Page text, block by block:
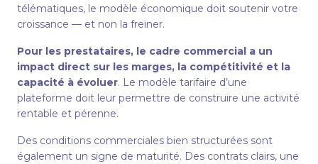
télématiques, le modèle économique doit soutenir votre
croissance — et non la freiner.
Pour les prestataires, le cadre commercial a un
impact direct sur les marges, la compétitivité et la
capacité à évoluer. Le modèle tarifaire d’une
plateforme doit leur permettre de construire une activité
rentable et pérenne.
Des conditions commerciales bien structurées sont
également un signe de maturité. Des contrats clairs, une